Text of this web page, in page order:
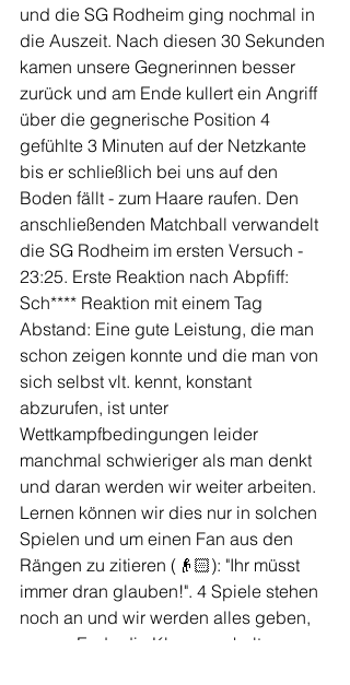
und die SG Rodheim ging nochmal in
die Auszeit. Nach diesen 30 Sekunden
kamen unsere Gegnerinnen besser
zurück und am Ende kullert ein Angriff
über die gegnerische Position 4
gefühlte 3 Minuten auf der Netzkante
bis er schließlich bei uns auf den
Boden fällt - zum Haare raufen. Den
anschließenden Matchball verwandelt
die SG Rodheim im ersten Versuch -
23:25. Erste Reaktion nach Abpfiff:
Sch**** Reaktion mit einem Tag
Abstand: Eine gute Leistung, die man
schon zeigen konnte und die man von
sich selbst vlt. kennt, konstant
abzurufen, ist unter
Wettkampfbedingungen leider
manchmal schwieriger als man denkt
und daran werden wir weiter arbeiten.
Lernen können wir dies nur in solchen
Spielen und um einen Fan aus den
Rängen zu zitieren (👴🏻): "Ihr müsst
immer dran glauben!". 4 Spiele stehen
noch an und wir werden alles geben,
um am Ende die Klasse zu halten.